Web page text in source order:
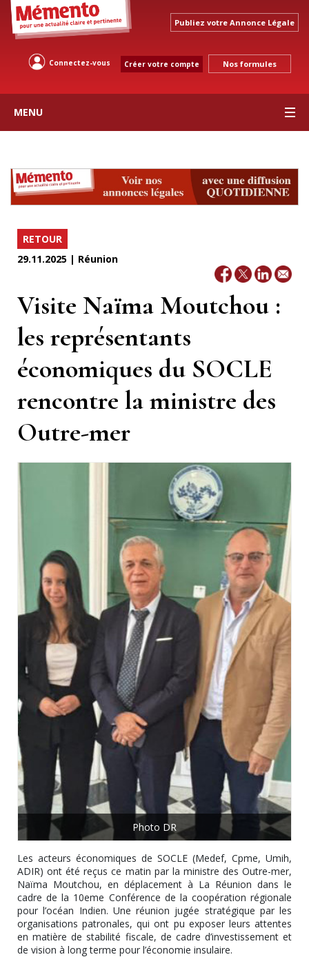
Publiez votre Annonce Légale
Connectez-vous Créer votre compte Nos formules
MENU
RETOUR
29.11.2025 | Réunion
Visite Naïma Moutchou :
les représentants
économiques du SOCLE
rencontre la ministre des
Outre-mer
Photo DR
Les acteurs économiques de SOCLE (Medef, Cpme, Umih,
ADIR) ont été reçus ce matin par la ministre des Outre-mer,
Naïma Moutchou, en déplacement à La Réunion dans le
cadre de la 10eme Conférence de la coopération régionale
pour l’océan Indien. Une réunion jugée stratégique par les
organisations patronales, qui ont pu exposer leurs attentes
en matière de stabilité fiscale, de cadre d’investissement et
de vision à long terme pour l’économie insulaire.